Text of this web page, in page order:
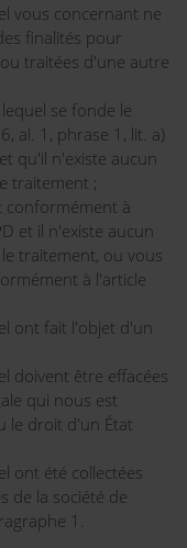
vous concernant ne
finalités pour
traitées d'une autre
se fonde le
al. 1, phrase 1, lit. a)
qu'il n'existe aucun
traitement ;
conformément à
et il n'existe aucun
traitement, ou vous
à l'article
ont fait l'objet d'un
doivent être effacées
qui nous est
le droit d'un État
ont été collectées
de la société de
1.